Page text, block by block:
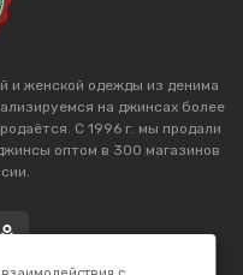
и женской одежды из денима
на джинсах более
С 1996 г. мы продали
оптом в 300 магазинов